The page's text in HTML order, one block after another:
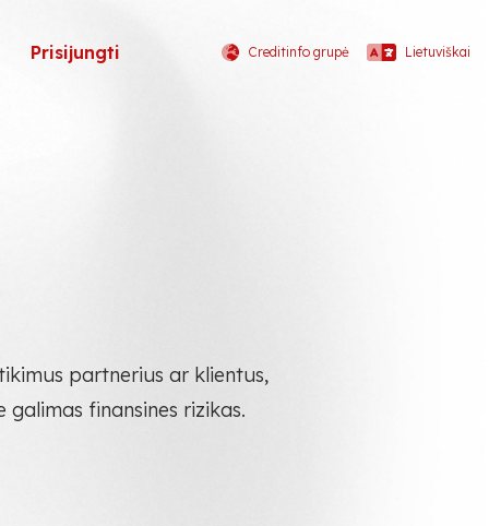
Prisijungti Creditinfo grupė Lietuviškai
partnerius ar klientus,
finansines rizikas.